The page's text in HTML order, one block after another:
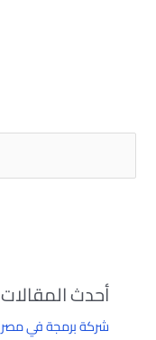
أحدث المقالات
شركة برمجة في مصر